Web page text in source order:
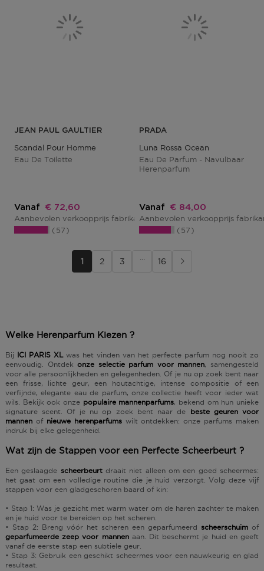
JEAN PAUL GAULTIER
Scandal Pour Homme
Eau De Toilette
Vanaf Kortingsprijs
€ 72,60
Aanbevolen verkoopprijs fabrikant€ 96,80
57
PRADA
Luna Rossa Ocean
Eau De Parfum - Navulbaar
Herenparfum
Vanaf Kortingsprijs
€ 84,00
Aanbevolen verkoopprijs
57
1 2 3 ··· 16
Welke Herenparfum Kiezen ?
Bij ICI PARIS XL
was het vinden van het perfecte parfum nog nooit zo
eenvoudig. Ontdekonze selectie parfum voor mannen , samengesteld
voor alle persoonlijkheden en gelegenheden. Of je nu op zoek bent naar
een frisse, lichte geur, een houtachtige, intense compositieof een
verfijnde, elegante eau de parfum, onze collectie heeft voor ieder wat
wils. Bekijk ook onze populaire mannenparfums , bekend om hun unieke
signature scent . Of je nu op zoek bent naar de
beste geuren voor
mannenof nieuwe herenparfumswilt ontdekken: onze parfums maken
indruk bij elke gelegenheid.
Wat zijn de Stappen voor een Perfecte Scheerbeurt ?
Een geslaagde scheerbeurtdraait niet alleen om een goed scheermes:
het gaat om een volledige routine die je huid verzorgt. Volg dezevijf
stappenvoor een gladgeschoren baard of kin:
• Stap 1: Was je gezicht met warm water om de haren zachter te maken
en je huid voor te bereiden op het scheren.
• Stap 2: Breng vóór het scheren een geparfumeerd scheerschuim of
geparfumeerde zeep voor mannenaan. Dit beschermt je huid en geeft
vanaf de eerste stap een subtiele geur.
• Stap 3: Gebruik een geschikt scheermes voor een nauwkeurig en glad
resultaat.